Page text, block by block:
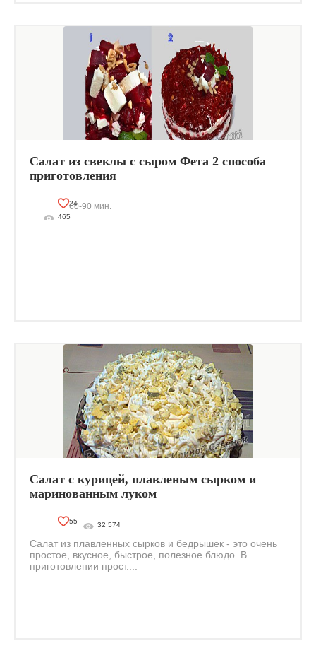
Салат из свеклы с сыром Фета 2 способа
приготовления
24
60-90 мин.
465
Салат с курицей, плавленым сырком и
маринованным луком
55 32 574
Салат из плавленных сырков и бедрышек - это очень
простое, вкусное, быстрое, полезное блюдо. В
приготовлении прост....